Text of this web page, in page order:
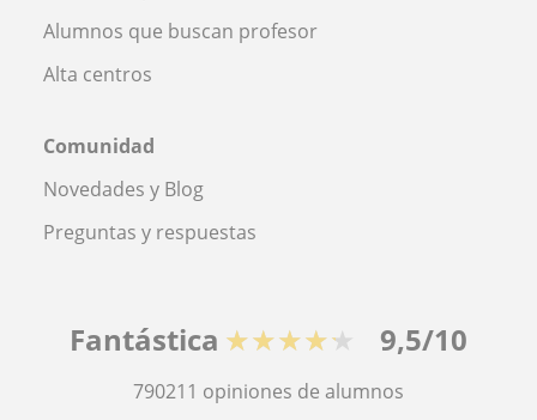
Alumnos que buscan profesor
Alta centros
Comunidad
Novedades y Blog
Preguntas y respuestas
Fantástica ★★★★★ 9,5/10
790211 opiniones de alumnos